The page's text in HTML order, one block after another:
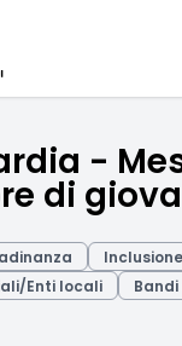
-
di
Enti locali